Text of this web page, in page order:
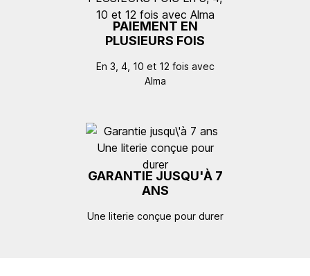
PAIEMENT EN
PLUSIEURS FOIS
En 3, 4, 10 et 12 fois avec
Alma
GARANTIE JUSQU'À 7
ANS
Une literie conçue pour durer